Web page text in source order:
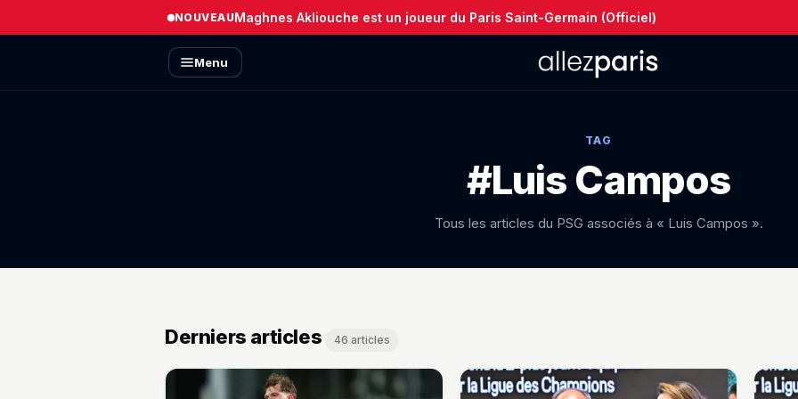
NOUVEAUMaghnes Akliouche est un joueur du Paris Saint-Germain (Officiel)
Menu
TAG
#Luis Campos
Tous les articles du PSG associés à « Luis Campos ».
Derniers articles 46 articles